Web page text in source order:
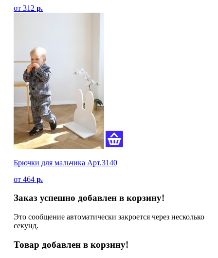
от 312 р.
Брючки для мальчика Арт.3140
от 464 р.
Заказ успешно добавлен в корзину!
Это сообщение автоматически закроется через несколько
секунд.
Товар добавлен в корзину!